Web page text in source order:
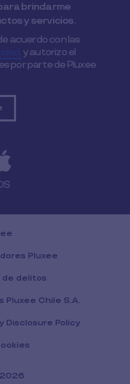
brindarme
y servicios.
acuerdo con las
y autorizo el
por parte de Pluxee
Pluxee
de delitos
Pluxee Chile S.A.
Disclosure Policy
2026